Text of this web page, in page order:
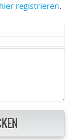
hier registrieren.